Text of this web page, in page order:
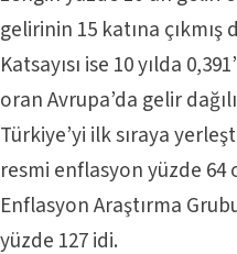
gelirinin 15 katına çıkmış
Katsayısı ise 10 yılda
oran Avrupa’da gelir
Türkiye’yi ilk sıraya
resmi enflasyon yüzde 64
Enflasyon Araştırma
yüzde 127 idi.